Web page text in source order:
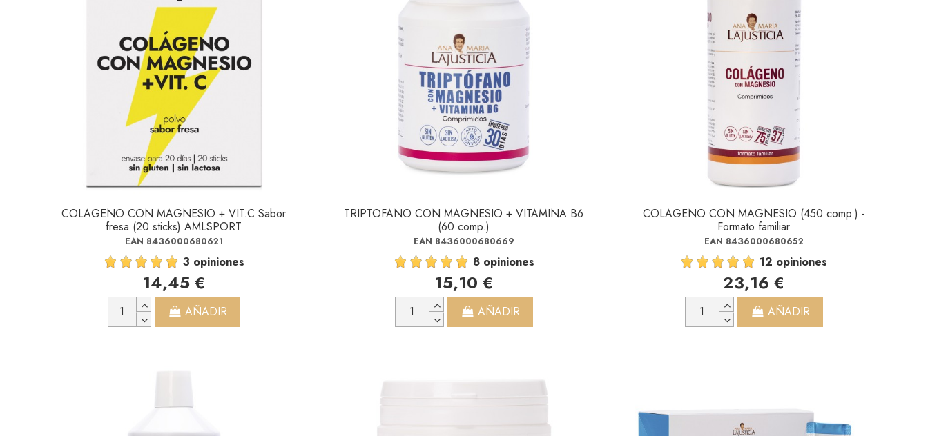
COLAGENO CON MAGNESIO + VIT.C Sabor
fresa (20 sticks) AMLSPORT
EAN 8436000680621
3 opiniones
14,45 €
AÑADIR
TRIPTOFANO CON MAGNESIO + VITAMINA B6
(60 comp.)
EAN 8436000680669
8 opiniones
15,10 €
AÑADIR
COLAGENO CON MAGNESIO (450 comp.) -
Formato familiar
EAN 8436000680652
12 opiniones
23,16 €
AÑADIR